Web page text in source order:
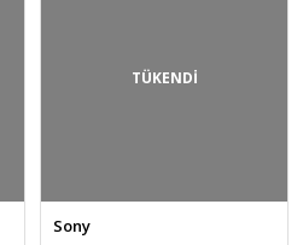
TÜKENDİ
Sony